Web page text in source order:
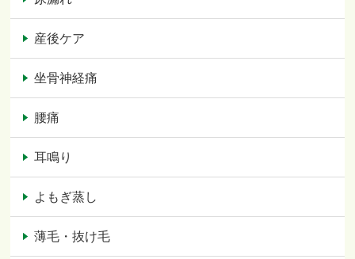
産後ケア
坐骨神経痛
腰痛
耳鳴り
よもぎ蒸し
薄毛・抜け毛